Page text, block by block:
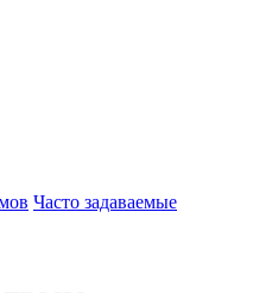
Часто задаваемые